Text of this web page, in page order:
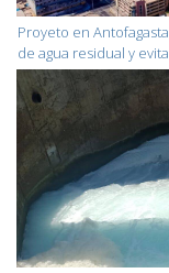
Proyeto en
de agua residual y